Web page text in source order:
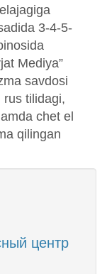
3-4-5-
Mediya”
savdosi
rus tilidagi,
chet el
qilingan
центр